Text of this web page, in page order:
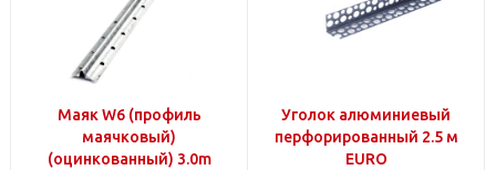
Маяк W6 (профиль
маячковый)
(оцинкованный) 3.0m
Уголок алюминиевый
перфорированный 2.5 м
EURO